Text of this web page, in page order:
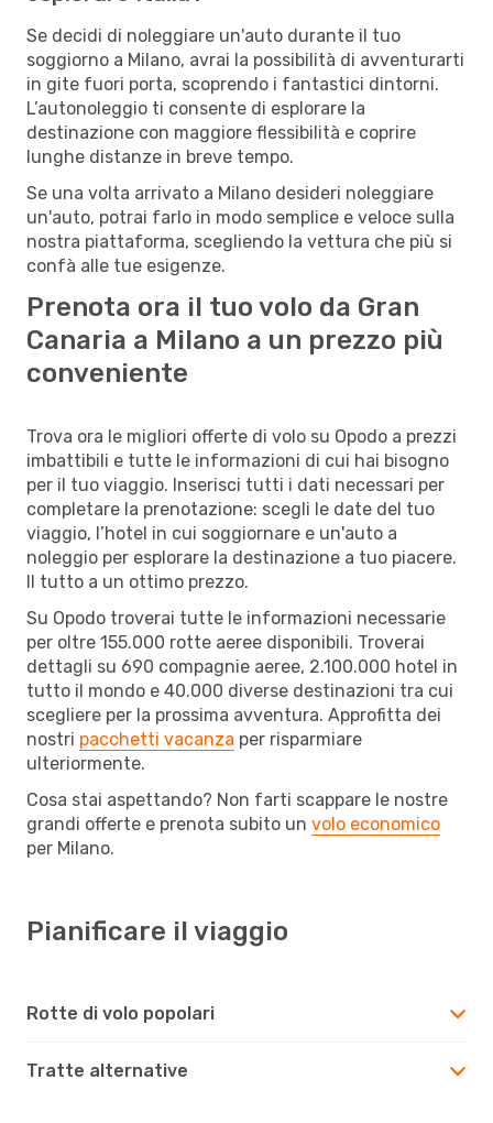
Se decidi di noleggiare un'auto durante il tuo
soggiorno a Milano, avrai la possibilità di avventurarti
in gite fuori porta, scoprendo i fantastici dintorni.
L’autonoleggio ti consente di esplorare la
destinazione con maggiore flessibilità e coprire
lunghe distanze in breve tempo.
Se una volta arrivato a Milano desideri noleggiare
un'auto, potrai farlo in modo semplice e veloce sulla
nostra piattaforma, scegliendo la vettura che più si
confà alle tue esigenze.
Prenota ora il tuo volo da Gran
Canaria a Milano a un prezzo più
conveniente
Trova ora le migliori offerte di volo su Opodo a prezzi
imbattibili e tutte le informazioni di cui hai bisogno
per il tuo viaggio. Inserisci tutti i dati necessari per
completare la prenotazione: scegli le date del tuo
viaggio, l’hotel in cui soggiornare e un'auto a
noleggio per esplorare la destinazione a tuo piacere.
Il tutto a un ottimo prezzo.
Su Opodo troverai tutte le informazioni necessarie
per oltre 155.000 rotte aeree disponibili. Troverai
dettagli su 690 compagnie aeree, 2.100.000 hotel in
tutto il mondo e 40.000 diverse destinazioni tra cui
scegliere per la prossima avventura. Approfitta dei
nostri pacchetti vacanza per risparmiare
ulteriormente.
Cosa stai aspettando? Non farti scappare le nostre
grandi offerte e prenota subito un volo economico
per Milano.
Pianificare il viaggio
Rotte di volo popolari
Tratte alternative